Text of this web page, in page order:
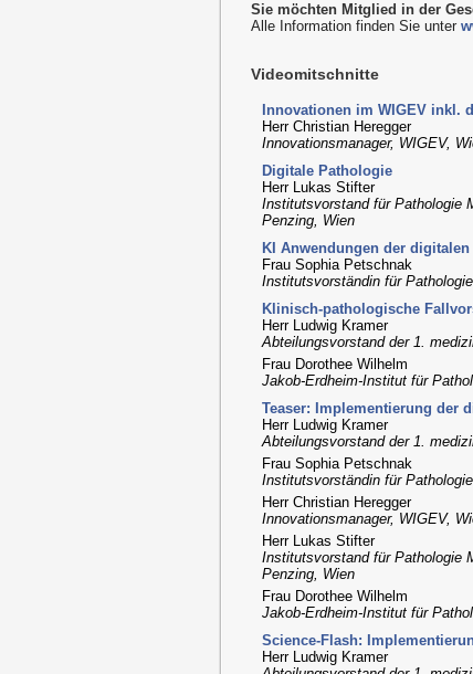
Sie möchten Mitglied in der
Alle Information finden Sie unter
Videomitschnitte
Innovationen im WIGEV inkl.
Herr Christian Heregger
Innovationsmanager, WIGEV,
Digitale Pathologie
Herr Lukas Stifter
Institutsvorstand für Pathologie
Penzing, Wien
KI Anwendungen der
Frau Sophia Petschnak
Institutsvorständin für
Klinisch-pathologische
Herr Ludwig Kramer
Abteilungsvorstand der 1.
Frau Dorothee Wilhelm
Jakob-Erdheim-Institut für
Teaser: Implementierung der
Herr Ludwig Kramer
Abteilungsvorstand der 1.
Frau Sophia Petschnak
Institutsvorständin für
Herr Christian Heregger
Innovationsmanager, WIGEV,
Herr Lukas Stifter
Institutsvorstand für Pathologie
Penzing, Wien
Frau Dorothee Wilhelm
Jakob-Erdheim-Institut für
Science-Flash:
Herr Ludwig Kramer